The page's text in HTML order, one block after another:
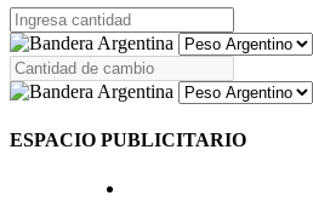
ESPACIO PUBLICITARIO